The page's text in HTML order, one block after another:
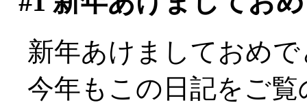
新年あけましておめ
今年もこの日記をご